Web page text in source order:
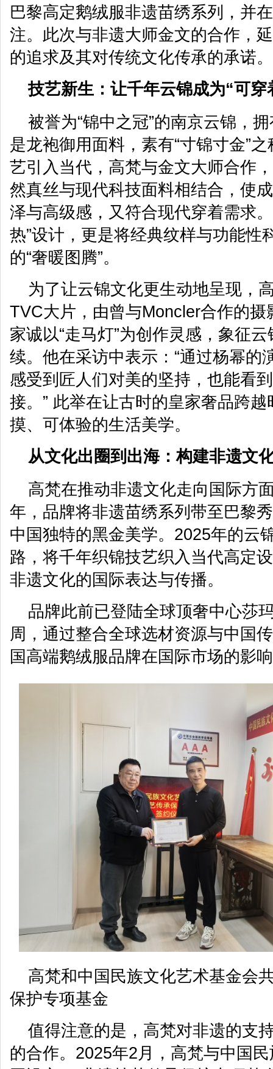
巴黎高定鹅绒服非遗苗绣系列，并
注。此次与非遗大师金文的合作，
的追求及其对传统文化传承的承诺。
技艺新生：让千年云锦成为“可穿
被誉为“锦中之冠”的南京云锦，
是龙袍御用面料，素有“寸锦寸金”
艺引入当代，高梵与金文大师合作
然真丝与现代科技面料相结合，使
泽与高级感，又符合现代穿着需求
热”设计，更是将经典纹样与功能性
的“奢暖图腾”。
为了让云锦文化更生动地呈现，
TVC大片，由曾与Moncler合作的摄
家诚以“走马灯”为创作灵感，象征
续。他在采访中表示：“通过杨幂的
感受到匠人们对美的坚持，也能看
接。” 此举在让古时的皇家奢品跨
摸、可体验的生活美学。
从文化出圈到出海：构建非遗文
高梵在推动非遗文化走向国际方
年，品牌将非遗苗绣系列带至巴黎
中国独特的黑金美学。2025年的云
路，将千年织锦技艺织入当代高定
非遗文化的国际表达与传播。
品牌此前已登陆全球顶奢中心莎
周，通过整合全球选材资源与中国
国高端鹅绒服品牌在国际市场的影
高梵和中国民族文化艺术基金会
保护专项基金
值得注意的是，高梵对非遗的支
的合作。2025年2月，高梵与中国